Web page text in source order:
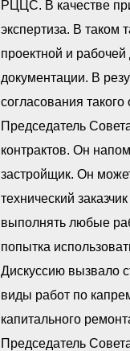
РЦЦС. В качестве
экспертиза. В таком
проектной и
документации. В
согласования
Председатель
контрактов. Он
застройщик. Он
технический
выполнять любые
попытка
Дискуссию вызвало
виды работ по
капитального
Председатель